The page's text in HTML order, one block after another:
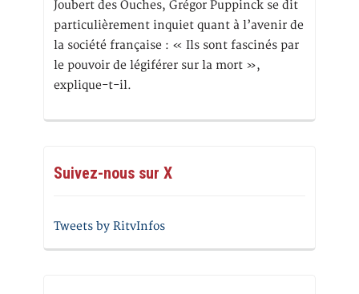
Joubert des Ouches, Grégor Puppinck se dit
particulièrement inquiet quant à l’avenir de
la société française : « Ils sont fascinés par
le pouvoir de légiférer sur la mort »,
explique-t-il.
Suivez-nous sur X
Tweets by RitvInfos